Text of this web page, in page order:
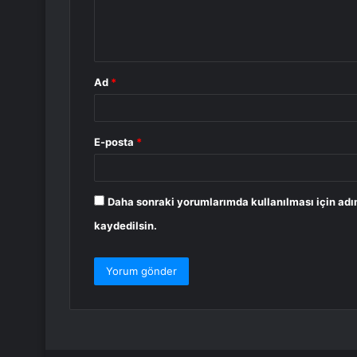
Ad *
E-posta *
Daha sonraki yorumlarımda kullanılması için
kaydedilsin.